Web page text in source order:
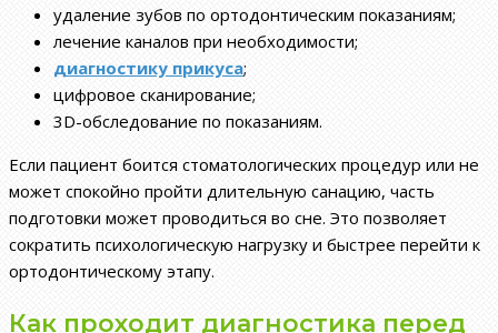
удаление зубов по ортодонтическим показаниям;
лечение каналов при необходимости;
диагностику прикуса;
цифровое сканирование;
3D-обследование по показаниям.
Если пациент боится стоматологических процедур или не
может спокойно пройти длительную санацию, часть
подготовки может проводиться во сне. Это позволяет
сократить психологическую нагрузку и быстрее перейти к
ортодонтическому этапу.
Как проходит диагностика перед